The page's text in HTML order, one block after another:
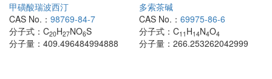
甲磺酸瑞波西汀
CAS No.： 98769-84-7
分子式： C20H27NO6S
分子量： 409.496484994888
多索茶碱
CAS No.： 69975-86-6
分子式： C11 H14N4O4
分子量： 266.253262042999